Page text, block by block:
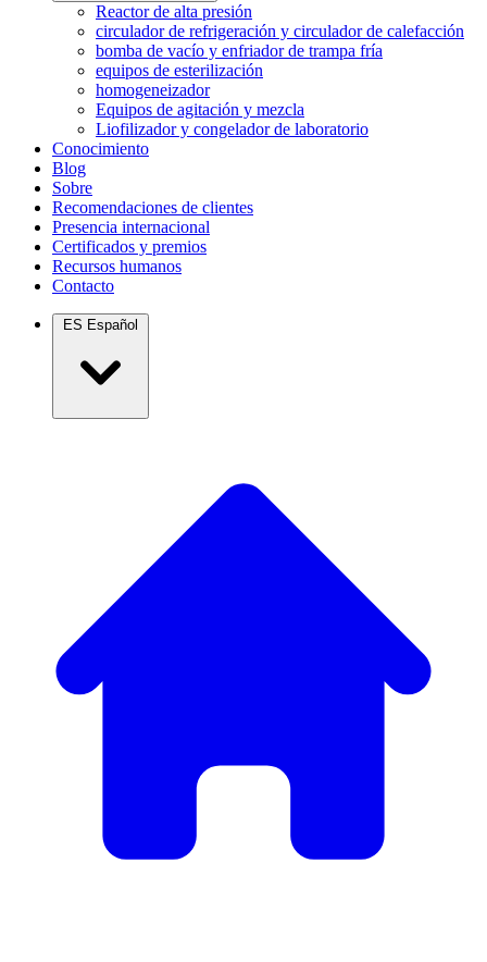
Reactor de alta presión
circulador de refrigeración y circulador de calefacción
bomba de vacío y enfriador de trampa fría
equipos de esterilización
homogeneizador
Equipos de agitación y mezcla
Liofilizador y congelador de laboratorio
Conocimiento
Blog
Sobre
Recomendaciones de clientes
Presencia internacional
Certificados y premios
Recursos humanos
Contacto
ES Español